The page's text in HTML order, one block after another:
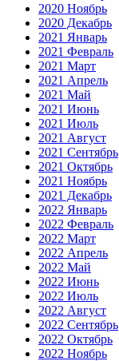
2020 Ноябрь
2020 Декабрь
2021 Январь
2021 Февраль
2021 Март
2021 Апрель
2021 Май
2021 Июнь
2021 Июль
2021 Август
2021 Сентябрь
2021 Октябрь
2021 Ноябрь
2021 Декабрь
2022 Январь
2022 Февраль
2022 Март
2022 Апрель
2022 Май
2022 Июнь
2022 Июль
2022 Август
2022 Сентябрь
2022 Октябрь
2022 Ноябрь